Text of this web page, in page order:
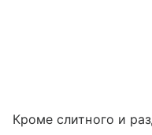
Кроме слитного и